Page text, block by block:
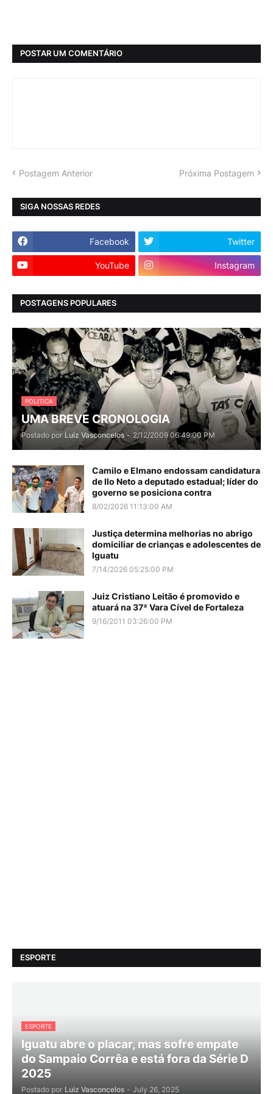
POSTAR UM COMENTÁRIO
Postagem Anterior Próxima Postagem
SIGA NOSSAS REDES
Facebook Twitter
YouTube Instagram
POSTAGENS POPULARES
POLITICA
UMA BREVE CRONOLOGIA
Postado por Luiz Vasconcelos - 2/12/2009 06:49:00 PM
Camilo e Elmano endossam candidatura
de Ilo Neto a deputado estadual; líder do
governo se posiciona contra
8/02/2026 11:13:00 AM
Justiça determina melhorias no abrigo
domiciliar de crianças e adolescentes de
Iguatu
7/14/2026 05:25:00 PM
Juiz Cristiano Leitão é promovido e
atuará na 37ª Vara Cível de Fortaleza
9/16/2011 03:26:00 PM
ESPORTE
ESPORTE
Iguatu abre o placar, mas sofre empate
do Sampaio Corrêa e está fora da Série D
2025
Postado por Luiz Vasconcelos - July 26, 2025